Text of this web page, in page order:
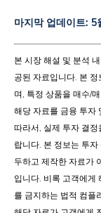
마지막 업데이트: 5
본 시장 해설 및 분석
공된 자료입니다. 본
며, 특정 상품을 매수/
해당 자료를 금융 투자
따라서, 실제 투자 결
랍니다. 본 정보는 투
두하고 제작한 자료가
입니다. 비록 고객에게
를 금지하는 법적 컴플